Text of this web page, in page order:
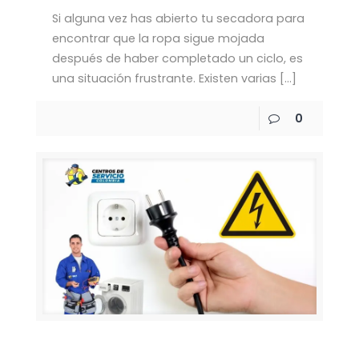
Si alguna vez has abierto tu secadora para
encontrar que la ropa sigue mojada
después de haber completado un ciclo, es
una situación frustrante. Existen varias […]
0